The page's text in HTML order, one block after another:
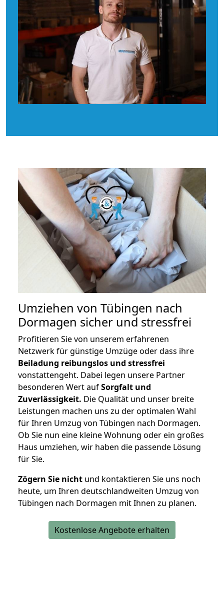
Umziehen von Tübingen nach
Dormagen sicher und stressfrei
Profitieren Sie von unserem erfahrenen
Netzwerk für günstige Umzüge oder dass ihre
Beiladung reibungslos und stressfrei
vonstattengeht. Dabei legen unsere Partner
besonderen Wert aufSorgfalt und
Zuverlässigkeit. Die Qualität und unser breite
Leistungen machen uns zu der optimalen Wahl
für Ihren Umzug von Tübingen nach Dormagen.
Ob Sie nun eine kleine Wohnung oder ein großes
Haus umziehen, wir haben die passende Lösung
für Sie.
Zögern Sie nicht und kontaktieren Sie uns noch
heute, um Ihren deutschlandweiten Umzug von
Tübingen nach Dormagen mit Ihnen zu planen.
Kostenlose Angebote erhalten